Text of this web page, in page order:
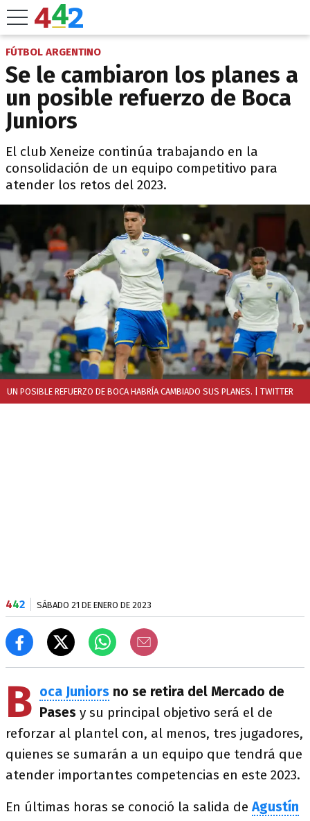
FÚTBOL ARGENTINO
Se le cambiaron los planes a
un posible refuerzo de Boca
Juniors
El club Xeneize continúa trabajando en la
consolidación de un equipo competitivo para
atender los retos del 2023.
UN POSIBLE REFUERZO DE BOCA HABRÍA CAMBIADO SUS PLANES. | TWITTER
442 SÁBADO 21 DE ENERO DE 2023
B oca Juniors no se retira del Mercado de
Pases y su principal objetivo será el de
reforzar al plantel con, al menos, tres jugadores,
quienes se sumarán a un equipo que tendrá que
atender importantes competencias en este 2023.
En últimas horas se conoció la salida deAgustín